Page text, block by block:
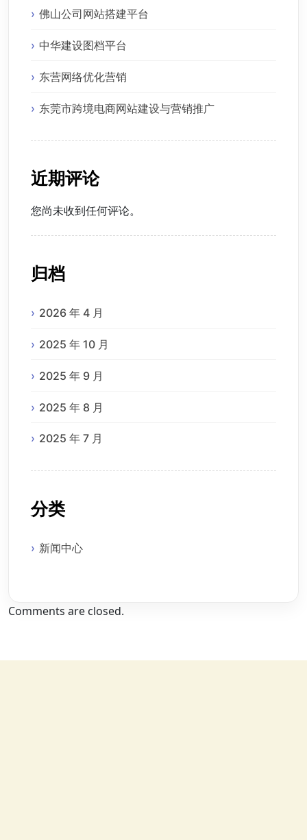
佛山公司网站搭建平台
中华建设图档平台
东营网络优化营销
东莞市跨境电商网站建设与营销推广
近期评论
您尚未收到任何评论。
归档
2026 年 4 月
2025 年 10 月
2025 年 9 月
2025 年 8 月
2025 年 7 月
分类
新闻中心
Comments are closed.